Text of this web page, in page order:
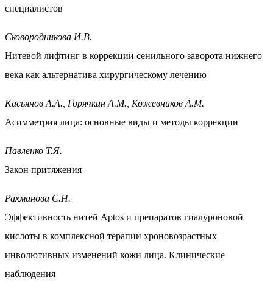
специалистов
Сковородникова И.В.
Нитевой лифтинг в коррекции сенильного заворота нижнего
века как альтернатива хирургическому лечению
Касьянов А.А., Горячкин А.М., Кожевников А.М.
Асимметрия лица: основные виды и методы коррекции
Павленко Т.Я.
Закон притяжения
Рахманова С.Н.
Эффективность нитей Аptos и препаратов гиалуроновой
кислоты в комплексной терапии хроновозрастных
инволютивных изменений кожи лица. Клинические
наблюдения